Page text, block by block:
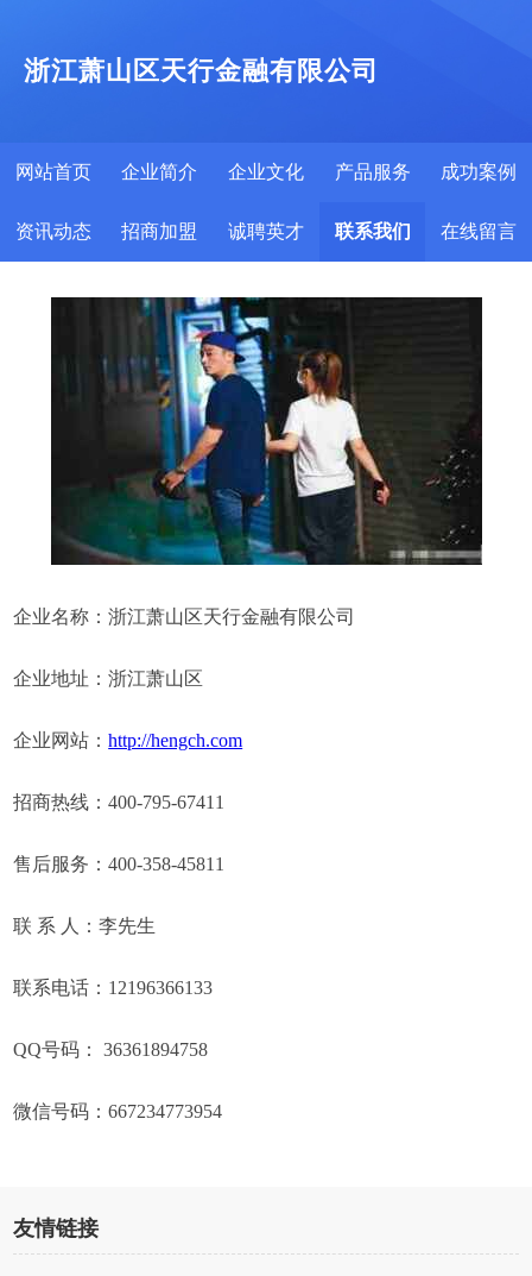
浙江萧山区天行金融有限公司
网站首页 企业简介 企业文化 产品服务 成功案例
资讯动态 招商加盟 诚聘英才 联系我们 在线留言
企业名称：浙江萧山区天行金融有限公司
企业地址：浙江萧山区
企业网站：http://hengch.com
招商热线：400-795-67411
售后服务：400-358-45811
联 系 人：李先生
联系电话：12196366133
QQ号码： 36361894758
微信号码：667234773954
友情链接